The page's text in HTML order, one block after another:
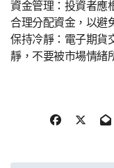
資金管理：投資者應
合理分配資金，以避
保持冷靜：電子期貨
靜，不要被市場情緒